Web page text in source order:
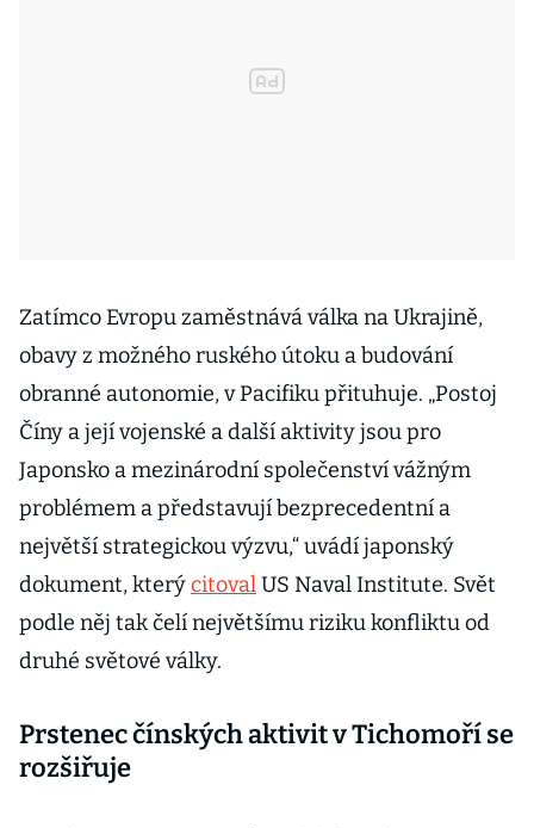
Zatímco Evropu zaměstnává válka na Ukrajině,
obavy z možného ruského útoku a budování
obranné autonomie, v Pacifiku přituhuje. „Postoj
Číny a její vojenské a další aktivity jsou pro
Japonsko a mezinárodní společenství vážným
problémem a představují bezprecedentní a
největší strategickou výzvu,“ uvádí japonský
dokument, kterýcitovalUS Naval Institute. Svět
podle něj tak čelí největšímu riziku konfliktu od
druhé světové války.
Prstenec čínských aktivit v Tichomoří se
rozšiřuje